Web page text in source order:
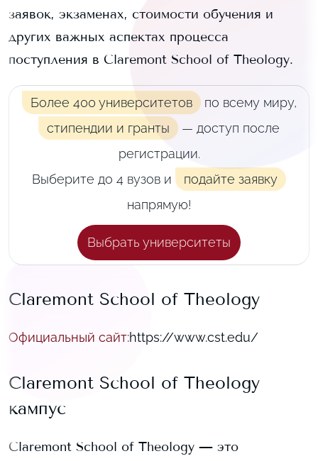
заявок, экзаменах, стоимости обучения и
других важных аспектах процесса
поступления в Claremont School of Theology.
Более 400 университетов по всему миру,
стипендии и гранты
— доступ после
регистрации.
Выберите до 4 вузов и
подайте заявку
напрямую!
Выбрать университеты
Claremont School of Theology
Официальный сайт:https://www.cst.edu/
Claremont School of Theology
кампус
Claremont School of Theology — это